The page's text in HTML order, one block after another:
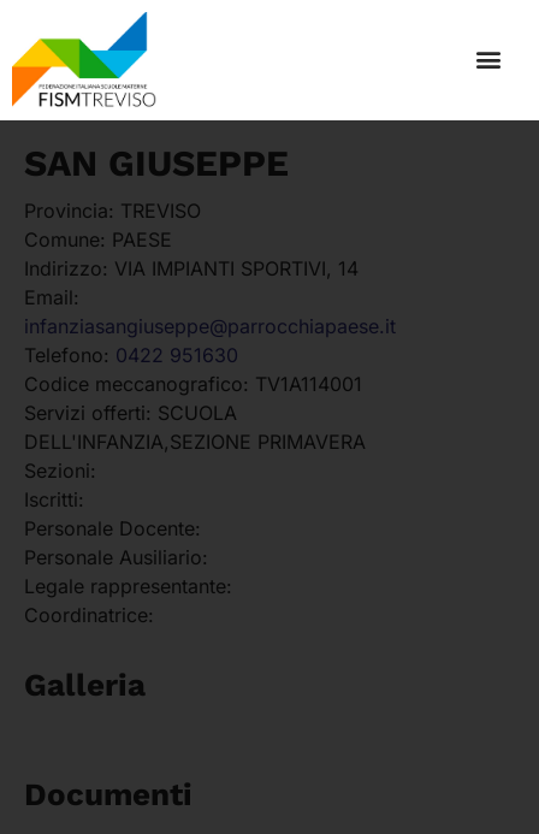
SAN GIUSEPPE
Provincia: TREVISO
Comune: PAESE
Indirizzo: VIA IMPIANTI SPORTIVI, 14
Email:
infanziasangiuseppe@parrocchiapaese.it
Telefono: 0422 951630
Codice meccanografico: TV1A114001
Servizi offerti: SCUOLA
DELL'INFANZIA,SEZIONE PRIMAVERA
Sezioni:
Iscritti:
Personale Docente:
Personale Ausiliario:
Legale rappresentante:
Coordinatrice:
Galleria
Documenti